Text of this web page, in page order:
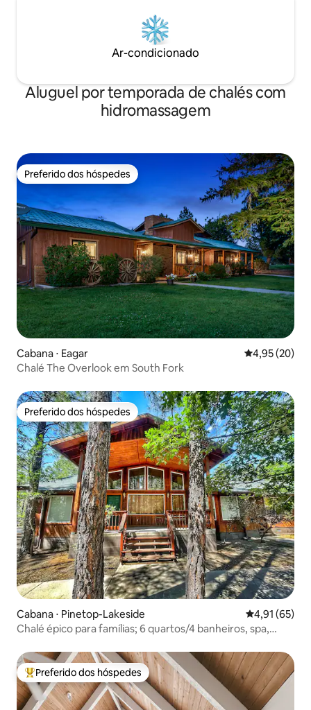
Ar-condicionado
Aluguel por temporada de chalés com
hidromassagem
Preferido dos hóspedes
Preferido dos hóspedes
Cabana ⋅ Eagar 4,95 de uma
4,95 (20)
Chalé The Overlook em South Fork
Preferido dos hóspedes
Preferido dos hóspedes
Cabana ⋅ Pinetop-Lakeside 4,91 de uma
4,91 (65)
Chalé épico para famílias; 6 quartos/4 banheiros, spa,
Entre os melhores preferidos dos hóspedes
Preferido dos hóspedes